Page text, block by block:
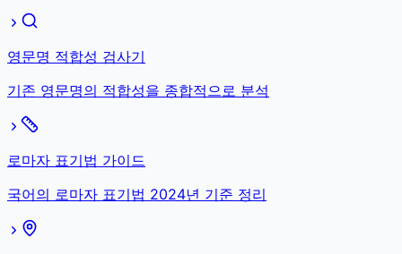
영문명 적합성 검사기
기존 영문명의 적합성을 종합적으로 분석
로마자 표기법 가이드
국어의 로마자 표기법 2024년 기준 정리